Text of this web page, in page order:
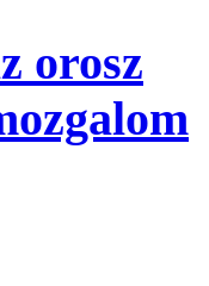
orosz